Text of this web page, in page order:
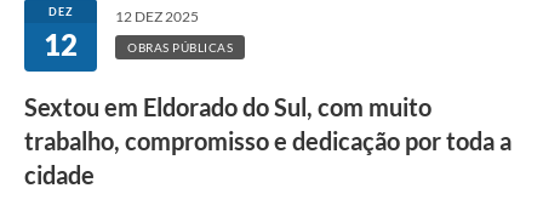
DEZ
12
12 DEZ 2025
OBRAS PÚBLICAS
Sextou em Eldorado do Sul, com muito
trabalho, compromisso e dedicação por toda a
cidade